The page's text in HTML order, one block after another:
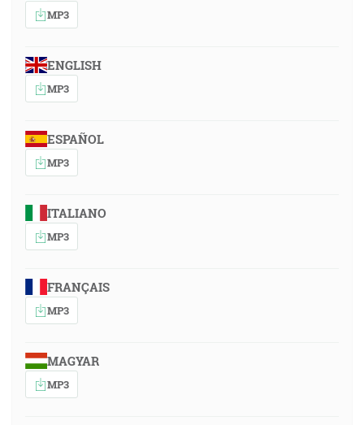
MP3
ENGLISH
MP3
ESPAÑOL
MP3
ITALIANO
MP3
FRANÇAIS
MP3
MAGYAR
MP3